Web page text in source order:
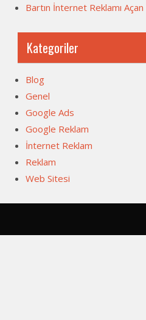
Bartın İnternet Reklamı
Kategoriler
Blog
Genel
Google Ads
Google Reklam
İnternet Reklam
Reklam
Web Sitesi